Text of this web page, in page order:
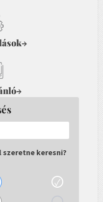
→
→
keresni?